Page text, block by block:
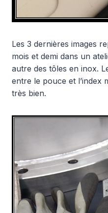
Les 3 dernières images
mois et demi dans un
autre des tôles en inox.
entre le pouce et l’index
très bien.